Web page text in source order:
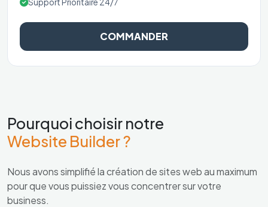
COMMANDER
Pourquoi choisir notre
Website Builder ?
Nous avons simplifié la création de sites web au maximum
pour que vous puissiez vous concentrer sur votre
business.